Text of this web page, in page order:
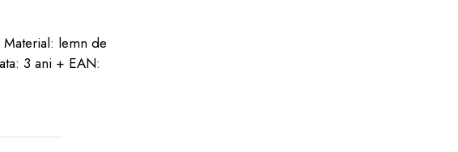
lemn de
3 ani + EAN: